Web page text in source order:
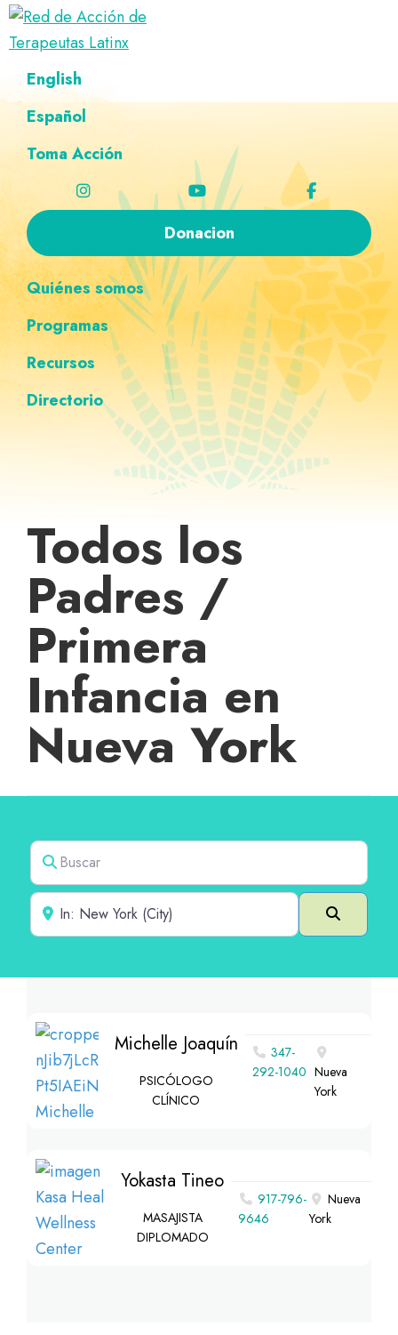
Saltar
navegación
principal
Ir
al
principal
Saltar
al
página
Saltar
navegación
personalizada
Red
de
Acción
de
Latinx
Directorio
terapeutas
Latinx
English
Español
Toma Acción
Donacion
Quiénes somos
Programas
Recursos
Directorio
Todos los
Padres /
Primera
Infancia en
Nueva York
Buscar
Cerca de
Buscar
Michelle Joaquín
PSICÓLOGO
CLÍNICO
347-
292-1040 Nueva
York
Yokasta Tineo
MASAJISTA
DIPLOMADO
917-796-
9646
Nueva
York